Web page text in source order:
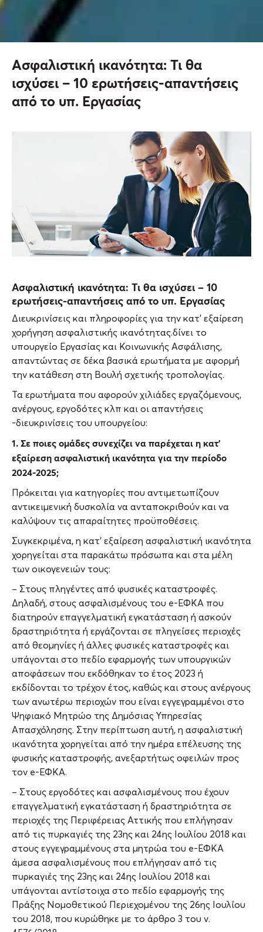
Ασφαλιστική ικανότητα: Τι θα
ισχύσει – 10 ερωτήσεις-απαντήσεις
από το υπ. Εργασίας
Ασφαλιστική ικανότητα: Τι θα ισχύσει – 10
ερωτήσεις-απαντήσεις από το υπ. Εργασίας
Διευκρινίσεις και πληροφορίες για την κατ’ εξαίρεση
χορήγηση ασφαλιστικής ικανότητας.δίνει το
υπουργείο Εργασίας και Κοινωνικής Ασφάλισης,
απαντώντας σε δέκα βασικά ερωτήματα με αφορμή
την κατάθεση στη Βουλή σχετικής τροπολογίας.
Τα ερωτήματα που αφορούν χιλιάδες εργαζόμενους,
ανέργους, εργοδότες κλπ και οι απαντήσεις
-διευκρινίσεις του υπουργείου:
1. Σε ποιες ομάδες συνεχίζει να παρέχεται η κατ’
εξαίρεση ασφαλιστική ικανότητα για την περίοδο
2024-2025;
Πρόκειται για κατηγορίες που αντιμετωπίζουν
αντικειμενική δυσκολία να ανταποκριθούν και να
καλύψουν τις απαραίτητες προϋποθέσεις.
Συγκεκριμένα, η κατ’ εξαίρεση ασφαλιστική ικανότητα
χορηγείται στα παρακάτω πρόσωπα και στα μέλη
των οικογενειών τους:
– Στους πληγέντες από φυσικές καταστροφές.
Δηλαδή, στους ασφαλισμένους του e-ΕΦΚΑ που
διατηρούν επαγγελματική εγκατάσταση ή ασκούν
δραστηριότητα ή εργάζονται σε πληγείσες περιοχές
από θεομηνίες ή άλλες φυσικές καταστροφές και
υπάγονται στο πεδίο εφαρμογής των υπουργικών
αποφάσεων που εκδόθηκαν το έτος 2023 ή
εκδίδονται το τρέχον έτος, καθώς και στους ανέργους
των ανωτέρω περιοχών που είναι εγγεγραμμένοι στο
Ψηφιακό Μητρώο της Δημόσιας Υπηρεσίας
Απασχόλησης. Στην περίπτωση αυτή, η ασφαλιστική
ικανότητα χορηγείται από την ημέρα επέλευσης της
φυσικής καταστροφής, ανεξαρτήτως οφειλών προς
τον e-ΕΦΚΑ.
– Στους εργοδότες και ασφαλισμένους που έχουν
επαγγελματική εγκατάσταση ή δραστηριότητα σε
περιοχές της Περιφέρειας Αττικής που επλήγησαν
από τις πυρκαγιές της 23ης και 24ης Ιουλίου 2018 και
στους εγγεγραμμένους στα μητρώα του e-ΕΦΚΑ
άμεσα ασφαλισμένους που επλήγησαν από τις
πυρκαγιές της 23ης και 24ης Ιουλίου 2018 και
υπάγονται αντίστοιχα στο πεδίο εφαρμογής της
Πράξης Νομοθετικού Περιεχομένου της 26ης Ιουλίου
του 2018, που κυρώθηκε με το άρθρο 3 του ν.